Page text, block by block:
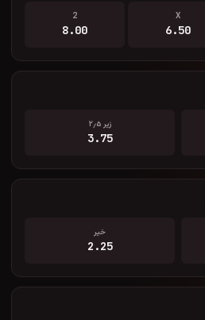
X
6.50
2
8.00
زیر ۲٫۵
3.75
خیر
2.25